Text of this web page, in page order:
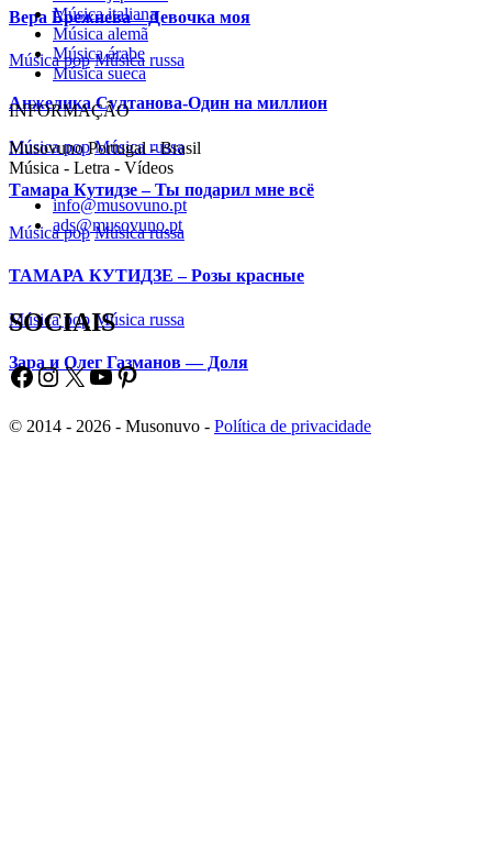
Música italiana
Música alemã
Música árabe
Música sueca
INFORMAÇÃO
Musovuno Portugal - Brasil
Música - Letra - Vídeos
info@musovuno.pt
ads@musovuno.pt
SOCIAIS
Facebook
Instagram
X YouTube
Pinterest
© 2014 - 2026 - Musonuvo - Política de privacidade